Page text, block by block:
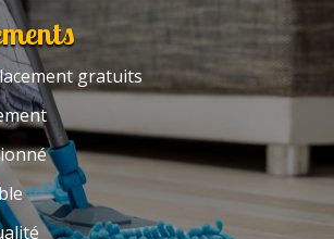
gratuits